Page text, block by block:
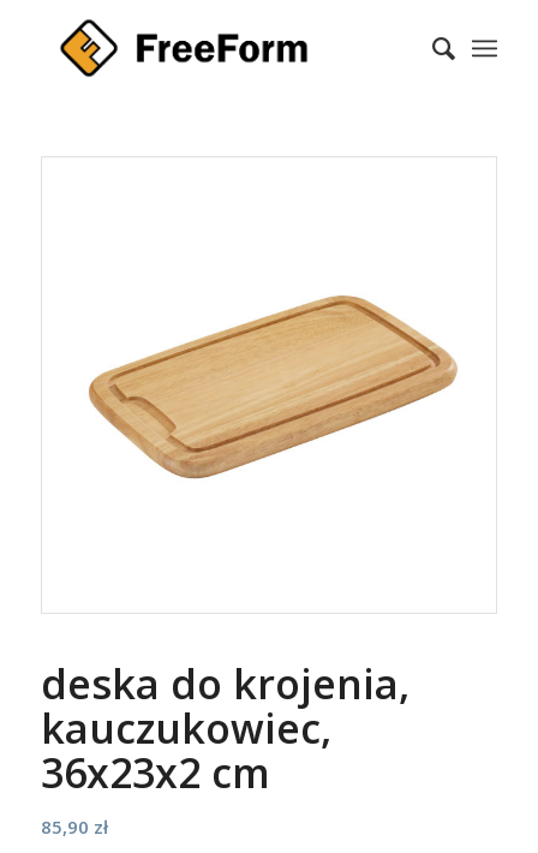
deska do krojenia,
kauczukowiec,
36x23x2 cm
85,90 zł